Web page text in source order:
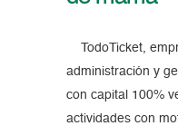
TodoTicket,
administración y
con capital 100%
actividades con